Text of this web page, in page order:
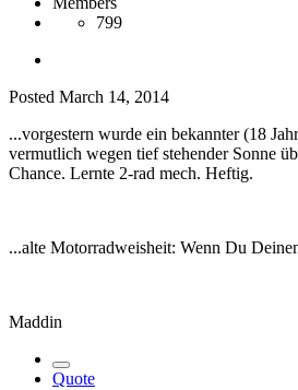
799
Posted March 14, 2014
...vorgestern wurde ein bekannter (18
vermutlich wegen tief stehender Sonne
Chance. Lernte 2-rad mech. Heftig.
...alte Motorradweisheit: Wenn Du
Maddin
Quote